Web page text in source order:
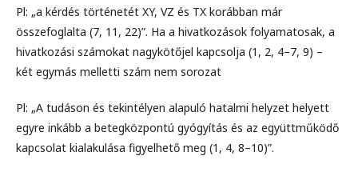
Pl: „a kérdés történetét XY, VZ és TX korábban már
összefoglalta (7, 11, 22)”. Ha a hivatkozások folyamatosak, a
hivatkozási számokat nagykötőjel kapcsolja (1, 2, 4–7, 9) –
két egymás melletti szám nem sorozat
Pl: „A tudáson és tekintélyen alapuló hatalmi helyzet helyett
egyre inkább a betegközpontú gyógyítás és az együttműködő
kapcsolat kialakulása figyelhető meg (1, 4, 8–10)”.